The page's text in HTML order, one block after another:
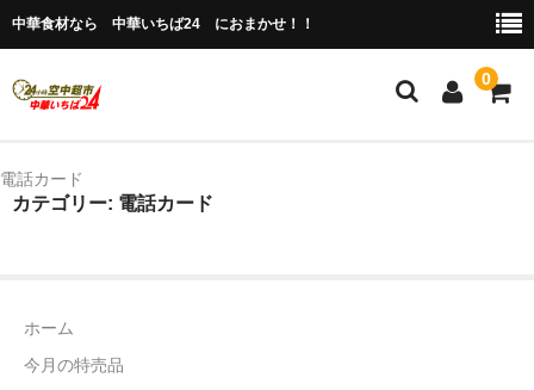
中華食材なら 中華いちば24 におまかせ！！
0
ホーム
商品ジャンル別
冷凍 肉類＆点心
電話カード
カテゴリー: 電話カード
ホーム
今月の特売品